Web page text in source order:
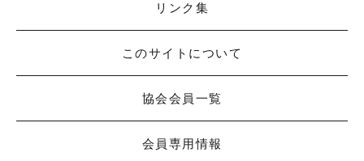
リンク集
このサイトについて
協会会員一覧
会員専用情報